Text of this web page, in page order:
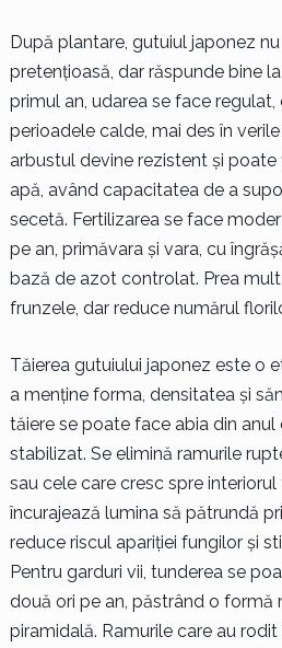
După plantare, gutuiul japonez
pretențioasă, dar răspunde bine
primul an, udarea se face
perioadele calde, mai des în
arbustul devine rezistent și poate
apă, având capacitatea de a
secetă. Fertilizarea se face
pe an, primăvara și vara, cu
bază de azot controlat. Prea
frunzele, dar reduce numărul
Tăierea gutuiului japonez este o
a menține forma, densitatea și
tăiere se poate face abia din
stabilizat. Se elimină ramurile
sau cele care cresc spre
încurajează lumina să pătrundă
reduce riscul apariției fungilor și
Pentru garduri vii, tunderea se
două ori pe an, păstrând o formă
piramidală. Ramurile care au